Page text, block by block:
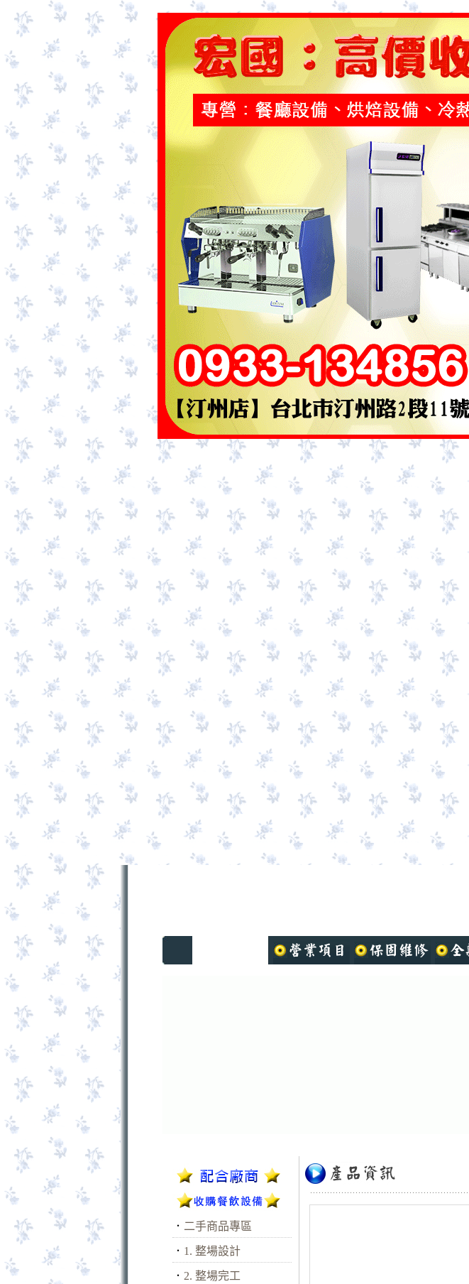
． 二手商品專區
． 1. 整場設計
． 2. 整場完工